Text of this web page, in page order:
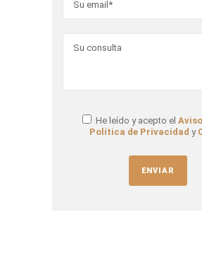
He leído y acepto el
Política de Privacidad y